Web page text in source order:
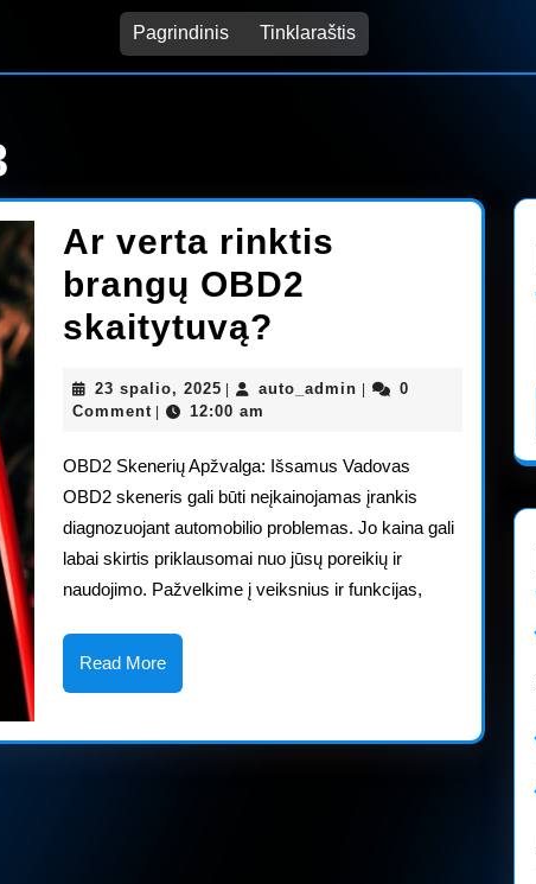
Pagrindinis Tinklaraštis
Ar verta rinktis
brangų OBD2
skaitytuvą?
rinktis
brangų
OBD2
skaitytuvą?
23 spalio, 2025 23
spalio,
auto_admin auto_admin
0
Comment
12:00 am
OBD2 Skenerių Apžvalga: Išsamus Vadovas
OBD2 skeneris gali būti neįkainojamas įrankis
diagnozuojant automobilio problemas. Jo kaina gali
labai skirtis priklausomai nuo jūsų poreikių ir
naudojimo. Pažvelkime į veiksnius ir funkcijas,
Read MoreRead
More